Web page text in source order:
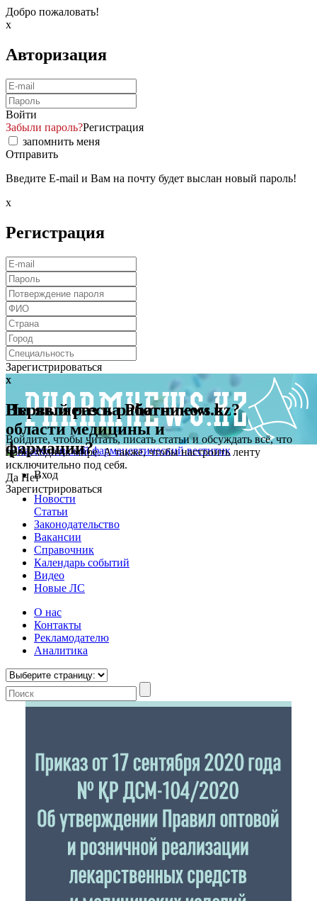
Добро пожаловать!
x
Авторизация
Войти
Забыли пароль?Регистрация
запомнить меня
Отправить
Введите E-mail и Вам на почту будет выслан новый пароль!
x
Регистрация
Зарегистрироваться
x
Первый раз на Pharmnews.kz?
Войдите, чтобы читать, писать статьи и обсуждать всё, что
происходит в мире. А также, чтобы настроить ленту
исключительно под себя.
Зарегистрироваться
x
Вы являетесь работником в
области медицины и
фармации?
Да НетВход
Новости
Статьи
Законодательство
Вакансии
Справочник
Календарь событий
Видео
Новые ЛС
О нас
Контакты
Рекламодателю
Аналитика